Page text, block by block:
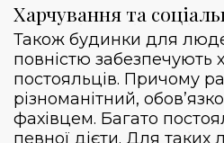
Харчування та
Також будинки для
повністю забезпечують
постояльців. Причому
різноманітний,
фахівцем. Багато
певної дієти. Для